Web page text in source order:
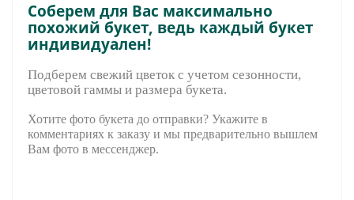
Соберем для Вас максимально
похожий букет, ведь каждый букет
индивидуален!
Подберем свежий цветок с учетом сезонности,
цветовой гаммы и размера букета.
Хотите фото букета до отправки? Укажите в
комментариях к заказу и мы предварительно вышлем
Вам фото в мессенджер.